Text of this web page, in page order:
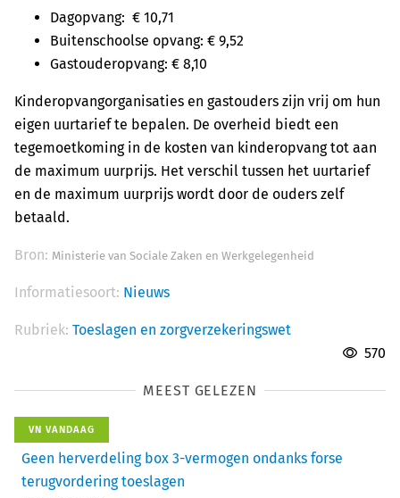
Dagopvang: € 10,71
Buitenschoolse opvang: € 9,52
Gastouderopvang: € 8,10
Kinderopvangorganisaties en gastouders zijn vrij om hun
eigen uurtarief te bepalen. De overheid biedt een
tegemoetkoming in de kosten van kinderopvang tot aan
de maximum uurprijs. Het verschil tussen het uurtarief
en de maximum uurprijs wordt door de ouders zelf
betaald.
Bron: Ministerie van Sociale Zaken en Werkgelegenheid
Informatiesoort: Nieuws
Rubriek: Toeslagen en zorgverzekeringswet
570
MEEST GELEZEN
VN VANDAAG
Geen herverdeling box 3-vermogen ondanks forse
terugvordering toeslagen